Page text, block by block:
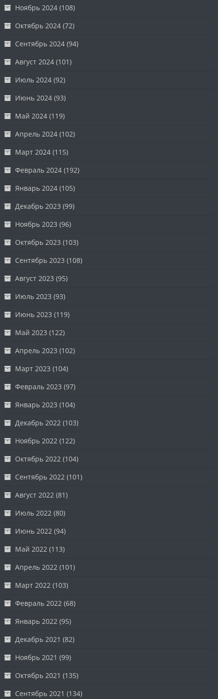
Ноябрь 2024 (108)
Октябрь 2024 (72)
Сентябрь 2024 (94)
Август 2024 (101)
Июль 2024 (92)
Июнь 2024 (93)
Май 2024 (119)
Апрель 2024 (102)
Март 2024 (115)
Февраль 2024 (192)
Январь 2024 (105)
Декабрь 2023 (99)
Ноябрь 2023 (96)
Октябрь 2023 (103)
Сентябрь 2023 (108)
Август 2023 (95)
Июль 2023 (93)
Июнь 2023 (119)
Май 2023 (122)
Апрель 2023 (102)
Март 2023 (104)
Февраль 2023 (97)
Январь 2023 (104)
Декабрь 2022 (103)
Ноябрь 2022 (122)
Октябрь 2022 (104)
Сентябрь 2022 (101)
Август 2022 (81)
Июль 2022 (80)
Июнь 2022 (94)
Май 2022 (113)
Апрель 2022 (101)
Март 2022 (103)
Февраль 2022 (68)
Январь 2022 (95)
Декабрь 2021 (82)
Ноябрь 2021 (99)
Октябрь 2021 (135)
Сентябрь 2021 (134)